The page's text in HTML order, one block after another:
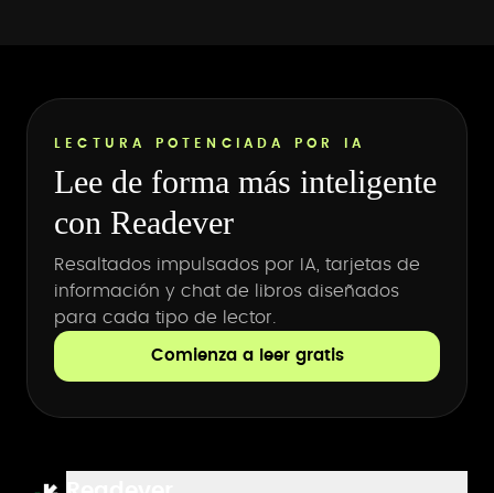
LECTURA POTENCIADA POR IA
Lee de forma más inteligente
con Readever
Resaltados impulsados por IA, tarjetas de
información y chat de libros diseñados
para cada tipo de lector.
Comienza a leer gratis